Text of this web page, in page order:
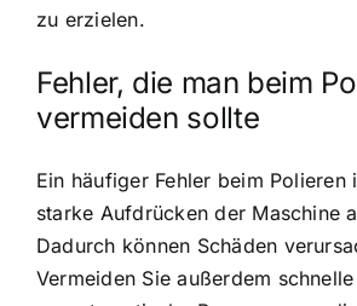
zu erzielen.
Fehler, die man beim
vermeiden sollte
Ein häufiger Fehler beim Polieren
starke Aufdrücken der Maschine
Dadurch können Schäden
Vermeiden Sie außerdem